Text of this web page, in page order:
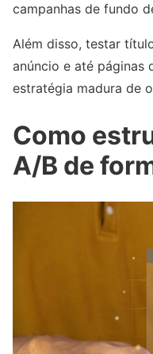
campanhas de fundo
Além disso, testar
anúncio e até páginas
estratégia madura de
Como
A/B de